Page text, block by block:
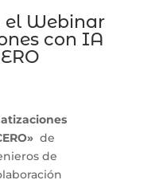
el Webinar
con IA
de
de